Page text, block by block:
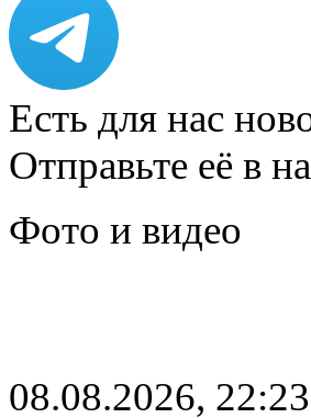
Есть для нас
Отправьте её в
Фото и видео
08.08.2026, 22:23